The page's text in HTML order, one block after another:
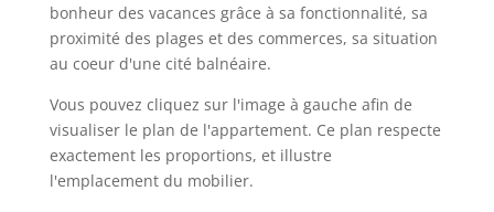
bonheur des vacances grâce à sa fonctionnalité, sa
proximité des plages et des commerces, sa situation
au coeur d'une cité balnéaire.
Vous pouvez cliquez sur l'image à gauche afin de
visualiser le plan de l'appartement. Ce plan respecte
exactement les proportions, et illustre
l'emplacement du mobilier.